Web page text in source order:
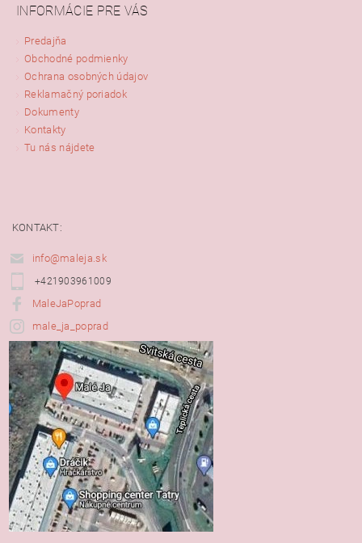
INFORMÁCIE PRE VÁS
Predajňa
Obchodné podmienky
Ochrana osobných údajov
Reklamačný poriadok
Dokumenty
Kontakty
Tu nás nájdete
KONTAKT:
info@maleja.sk
+421903961009
MaleJaPoprad
male_ja_poprad